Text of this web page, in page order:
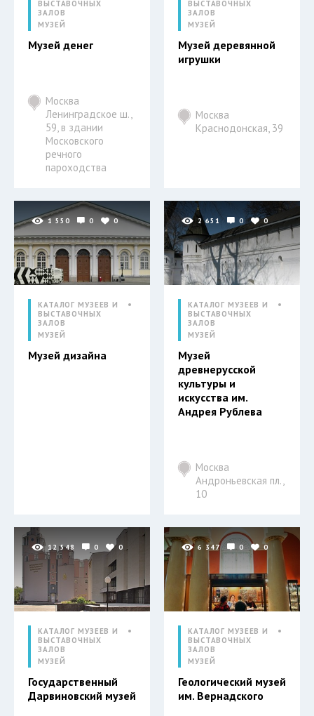
ВЫСТАВОЧНЫХ
ЗАЛОВ
МУЗЕЙ
Музей денег
Москва
Ленинградское ш.,
59, в здании
Московского
речного
пароходства
ВЫСТАВОЧНЫХ
ЗАЛОВ
МУЗЕЙ
Музей деревянной
игрушки
Москва
Краснодонская, 39
1 550 0 0
КАТАЛОГ МУЗЕЕВ И
ВЫСТАВОЧНЫХ
ЗАЛОВ
МУЗЕЙ
Музей дизайна
2 651 0 0
КАТАЛОГ МУЗЕЕВ И
ВЫСТАВОЧНЫХ
ЗАЛОВ
МУЗЕЙ
Музей
древнерусской
культуры и
искусства им.
Андрея Рублева
Москва
Андроньевская пл.,
10
12 548 0 0
КАТАЛОГ МУЗЕЕВ И
ВЫСТАВОЧНЫХ
ЗАЛОВ
МУЗЕЙ
Государственный
Дарвиновский музей
6 347 0 0
КАТАЛОГ МУЗЕЕВ И
ВЫСТАВОЧНЫХ
ЗАЛОВ
МУЗЕЙ
Геологический музей
им. Вернадского